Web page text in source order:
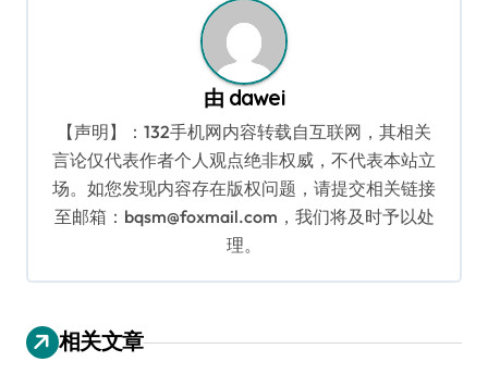
由 dawei
【声明】：132手机网内容转载自互联网，其相关
言论仅代表作者个人观点绝非权威，不代表本站立
场。如您发现内容存在版权问题，请提交相关链接
至邮箱：bqsm@foxmail.com，我们将及时予以处
理。
相关文章